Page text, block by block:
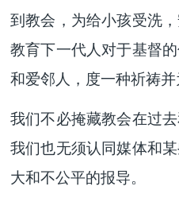
到教会，为给小孩受洗
教育下一代人对于基督
和爱邻人，度一种祈祷并
我们不必掩藏教会在过
我们也无须认同媒体和
大和不公平的报导。